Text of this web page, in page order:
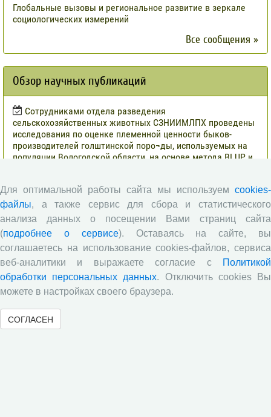
Глобальные вызовы и региональное развитие в зеркале
социологических измерений
Все сообщения »
Обзор научных публикаций
Сотрудниками отдела разведения
сельскохозяйственных животных СЗНИИМЛПХ проведены
исследования по оценке племенной ценности быков-
производителей голштинской поро¬ды, используемых на
популяции Вологодской области, на основе метода BLUP и
Опубликованы результаты исследований по изучению
питательной ценности кукурузного силоса в условиях
Вологодской области
Научными сотрудниками отдела растениеводства
проведены исследования по вопросам влияния различных
доз минеральных удобрений включающих NРК и
сернокислый цинк на урожайность и кормовую ценность
различных гибридов кукурузы.
В журнале «Молочнохозяйственный вестник»
опубликованы результаты сравнительной оценки
зерносенажа в Вологодской области
Для оптимальной работы сайта мы используем cookies-
файлы, а также сервис для сбора и статистического
анализа данных о посещении Вами страниц сайта
(подробнее о сервисе). Оставаясь на сайте, вы
соглашаетесь на использование cookies-файлов, сервиса
веб-аналитики и выражаете согласие с
Политикой
обработки персональных данных. Отключить cookies Вы
можете в настройках своего браузера.
СОГЛАСЕН